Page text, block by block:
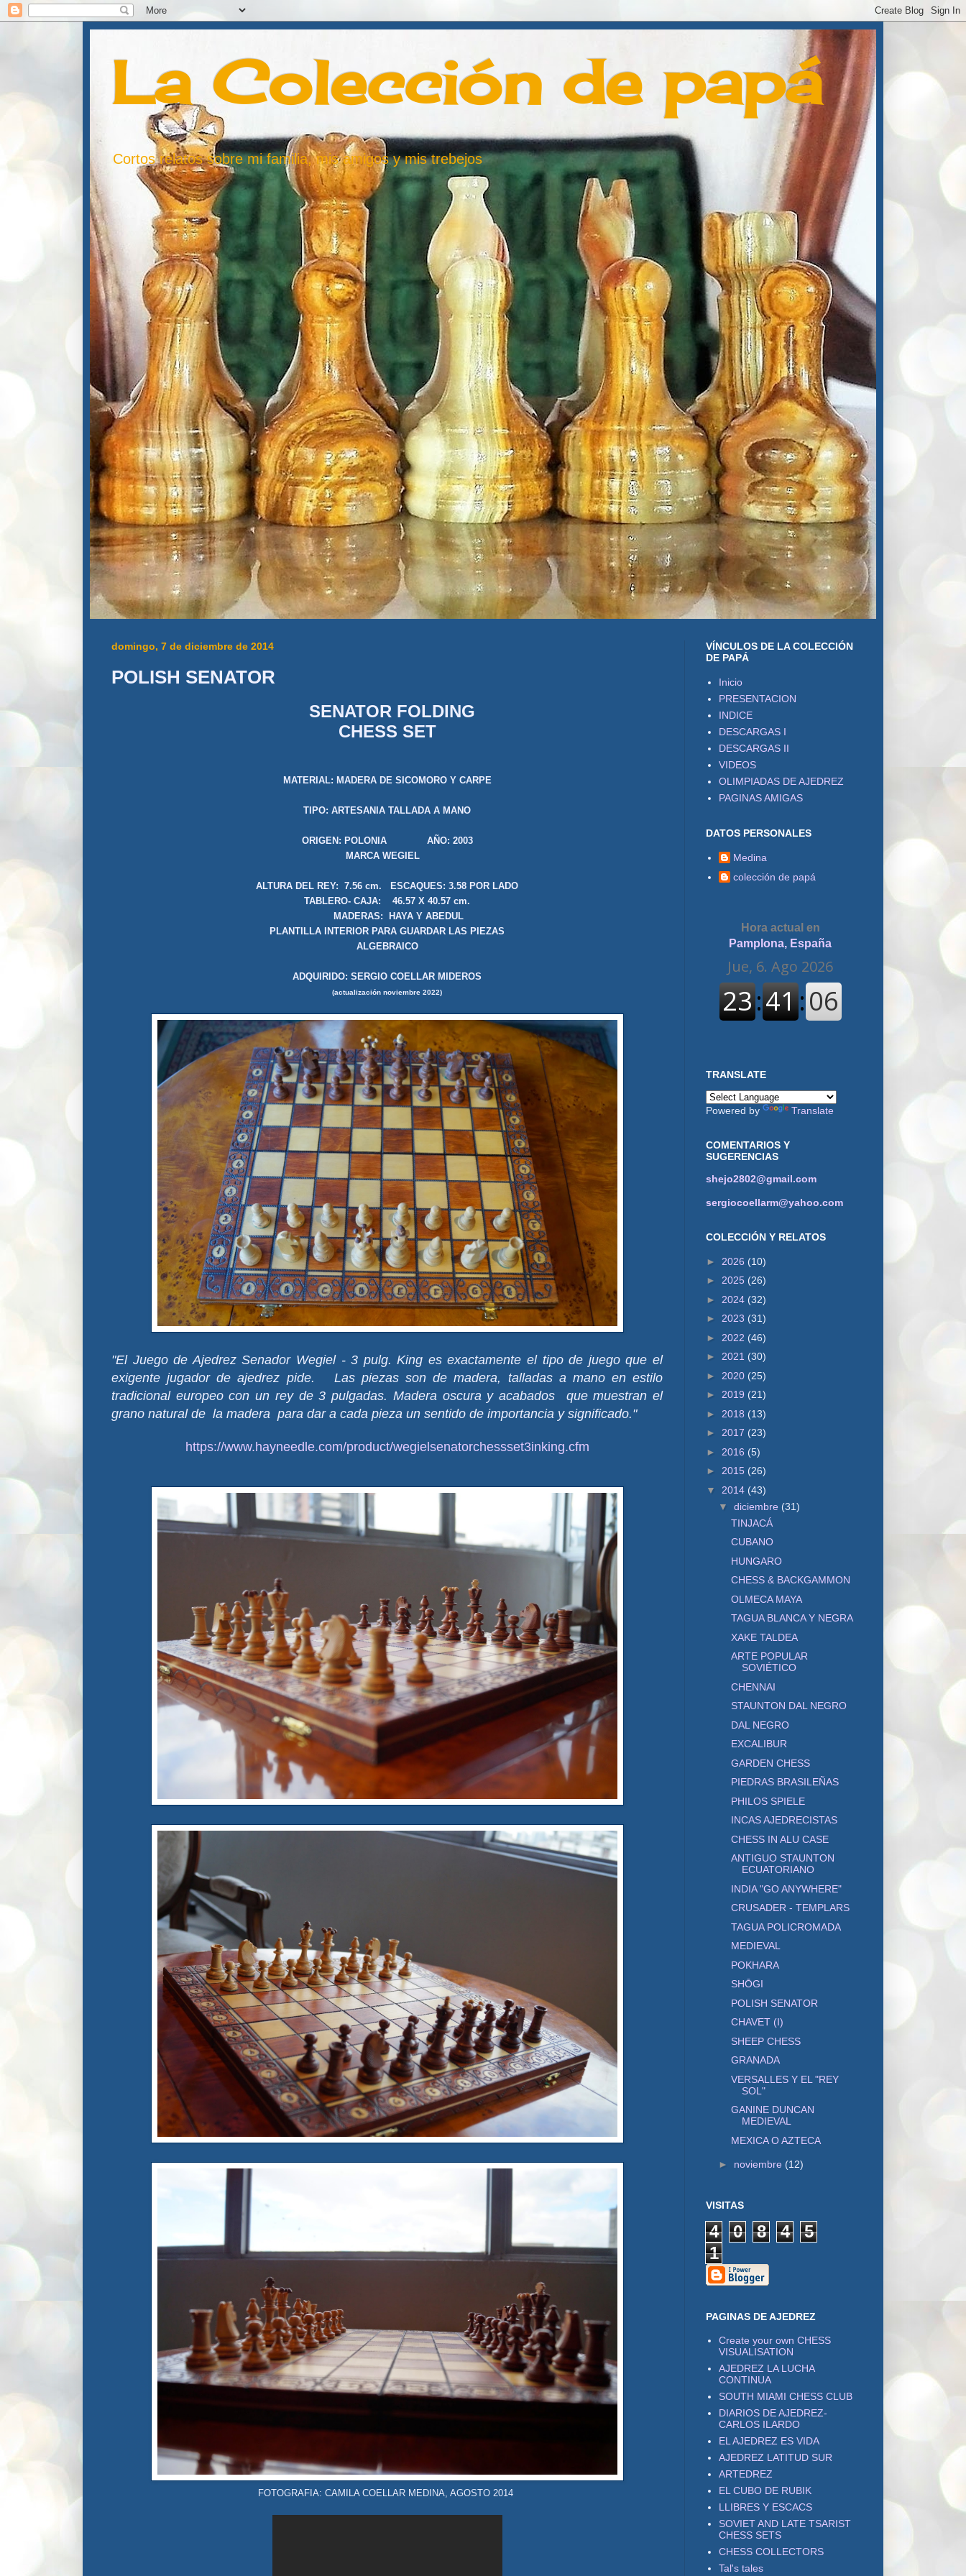
La Colección de papá
Cortos relatos sobre mi familia, mis amigos y mis trebejos
domingo, 7 de diciembre de 2014
POLISH SENATOR
SENATOR FOLDING
CHESS SET
MATERIAL: MADERA DE SICOMORO Y CARPE
TIPO: ARTESANIA TALLADA A MANO
ORIGEN: POLONIA AÑO: 2003
MARCA WEGIEL
ALTURA DEL REY: 7.56 cm. ESCAQUES: 3.58 POR LADO
TABLERO- CAJA: 46.57 X 40.57 cm.
MADERAS: HAYA Y ABEDUL
PLANTILLA INTERIOR PARA GUARDAR LAS PIEZAS
ALGEBRAICO
ADQUIRIDO: SERGIO COELLAR MIDEROS
(actualización noviembre 2022)
"El Juego de Ajedrez Senador Wegiel - 3 pulg. King es exactamente el tipo de juego que el
exigente jugador de ajedrez pide.
Las piezas son de madera, talladas a mano en estilo
tradicional europeo con un rey de 3 pulgadas. Madera oscura y acabados que muestran el
grano natural de la madera para dar a cada pieza un sentido de importancia y significado."
https://www.hayneedle.com/product/wegielsenatorchessset3inking.cfm
FOTOGRAFIA: CAMILA COELLAR MEDINA, AGOSTO 2014
VÍNCULOS DE LA COLECCIÓN
DE PAPÁ
Inicio
PRESENTACION
INDICE
DESCARGAS I
DESCARGAS II
VIDEOS
OLIMPIADAS DE AJEDREZ
PAGINAS AMIGAS
DATOS PERSONALES
Medina
colección de papá
Hora actual en
Pamplona, España
TRANSLATE
Powered by Translate
COMENTARIOS Y
SUGERENCIAS
shejo2802@gmail.com
sergiocoellarm@yahoo.com
COLECCIÓN Y RELATOS
► 2026 (10)
► 2025 (26)
► 2024 (32)
► 2023 (31)
► 2022 (46)
► 2021 (30)
► 2020 (25)
► 2019 (21)
► 2018 (13)
► 2017 (23)
► 2016 (5)
► 2015 (26)
▼ 2014 (43)
▼ diciembre (31)
TINJACÁ
CUBANO
HUNGARO
CHESS & BACKGAMMON
OLMECA MAYA
TAGUA BLANCA Y NEGRA
XAKE TALDEA
ARTE POPULAR
SOVIÉTICO
CHENNAI
STAUNTON DAL NEGRO
DAL NEGRO
EXCALIBUR
GARDEN CHESS
PIEDRAS BRASILEÑAS
PHILOS SPIELE
INCAS AJEDRECISTAS
CHESS IN ALU CASE
ANTIGUO STAUNTON
ECUATORIANO
INDIA "GO ANYWHERE"
CRUSADER - TEMPLARS
TAGUA POLICROMADA
MEDIEVAL
POKHARA
SHŌGI
POLISH SENATOR
CHAVET (I)
SHEEP CHESS
GRANADA
VERSALLES Y EL "REY
SOL"
GANINE DUNCAN
MEDIEVAL
MEXICA O AZTECA
► noviembre (12)
VISITAS
4 0 8 4
5
1
PAGINAS DE AJEDREZ
Create your own CHESS
VISUALISATION
AJEDREZ LA LUCHA
CONTINUA
SOUTH MIAMI CHESS CLUB
DIARIOS DE AJEDREZ-
CARLOS ILARDO
EL AJEDREZ ES VIDA
AJEDREZ LATITUD SUR
ARTEDREZ
EL CUBO DE RUBIK
LLIBRES Y ESCACS
SOVIET AND LATE TSARIST
CHESS SETS
CHESS COLLECTORS
Tal's tales